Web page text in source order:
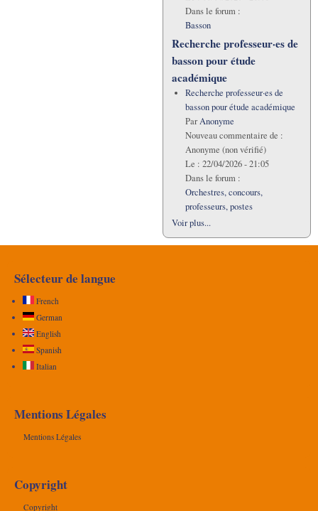
Dans le forum :
Basson
Recherche professeur·es de
basson pour étude
académique
Recherche professeur·es de
basson pour étude académique
ParAnonyme
Nouveau commentaire de :
Anonyme (non vérifié)
Le : 22/04/2026 - 21:05
Dans le forum :
Orchestres, concours,
professeurs, postes
Voir plus...
Sélecteur de langue
French
German
English
Spanish
Italian
Mentions Légales
Mentions Légales
Copyright
Copyright